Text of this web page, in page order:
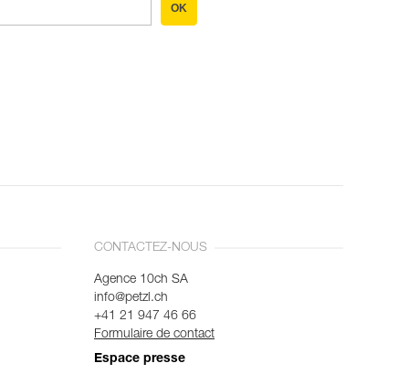
OK
CONTACTEZ-NOUS
Agence 10ch SA
info@petzl.ch
+41 21 947 46 66
Formulaire de contact
Espace presse